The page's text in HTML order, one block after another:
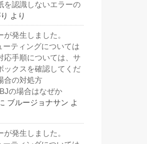
を認識しないエラーの
より
発生しました。
ティングについては
応手順については、サ
ックスを確認してくだ
合の対処方
の場合はなぜか
ブルージョナサン よ
発生しました。